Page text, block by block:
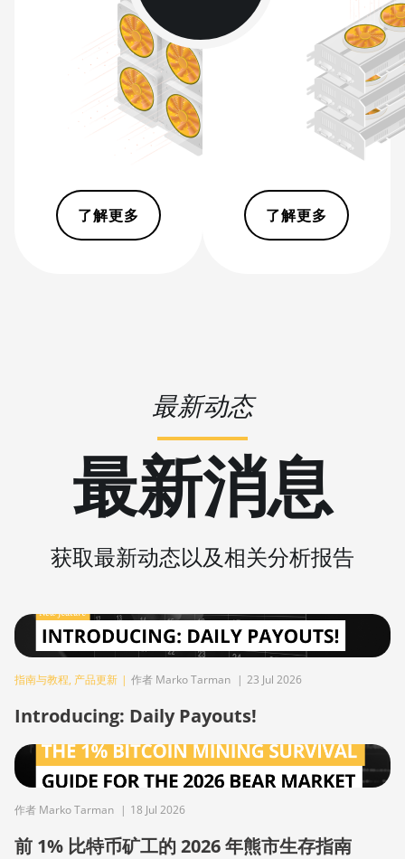
BITMAIN AntMiner S21e XP Hyd
BITMAIN AntMiner S21e XP Hyd 3U
BITMAIN AntMiner S21j XP Hyd
BITMAIN AntMiner S9 SE
BITMAIN AntMiner S9i
BITMAIN AntMiner T17+
BITMAIN AntMiner T17e
BITMAIN AntMiner T9+
BITMAIN AntMiner Z11
BITMAIN AntMiner Z11e
BITMAIN AntMiner Z15
BITMAIN AntMiner Z15 Pro
BITMAIN AntMiner Z15e
BITMAIN AntMiner Z15j
BITMAIN Antminer S19 Hyd. (152Th)
BITMAIN Antminer S19 Hydro (158Th)
BITMAIN Antminer S19 XP Hyd
(255Th)
了解更多 了解更多
最新动态
最新消息
获取最新动态以及相关分析报告
指南与教程, 产品更新 | 作者 Marko Tarman | 23 Jul 2026
Introducing: Daily Payouts!
作者 Marko Tarman | 18 Jul 2026
前 1% 比特币矿工的 2026 年熊市生存指南